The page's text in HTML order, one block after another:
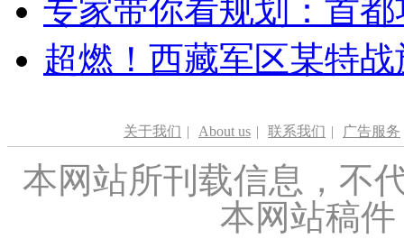
专家带你看规划：首
超燃！西藏军区某特
关于我们 | About us | 联系我们 | 广告服务
本网站所刊载信息，不
本网站稿